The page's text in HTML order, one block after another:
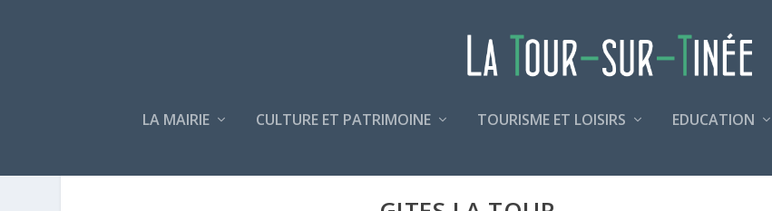
LA MAIRIE CULTURE ET PATRIMOINE TOURISME ET LOISIRS EDUCATION